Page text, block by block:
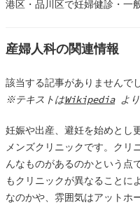
港区・品川区で妊婦健診・一
産婦人科の関連情報
該当する記事がありませんでし
※テキストはWikipediaより
妊娠や出産、避妊を始めとし
メンズクリニックです。クリ
んなものがあるのかという点
もクリニックが異なることに
なのかや、雰囲気はアットホ